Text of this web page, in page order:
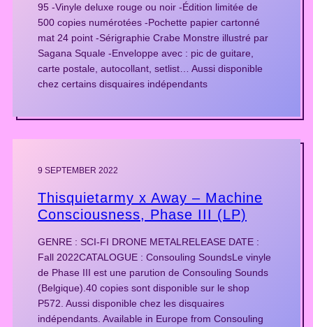
95 -Vinyle deluxe rouge ou noir -Édition limitée de
500 copies numérotées -Pochette papier cartonné
mat 24 point -Sérigraphie Crabe Monstre illustré par
Sagana Squale -Enveloppe avec : pic de guitare,
carte postale, autocollant, setlist… Aussi disponible
chez certains disquaires indépendants
9 SEPTEMBER 2022
Thisquietarmy x Away – Machine
Consciousness, Phase III (LP)
GENRE : SCI-FI DRONE METALRELEASE DATE :
Fall 2022CATALOGUE : Consouling SoundsLe vinyle
de Phase III est une parution de Consouling Sounds
(Belgique).40 copies sont disponible sur le shop
P572. Aussi disponible chez les disquaires
indépendants. Available in Europe from Consouling